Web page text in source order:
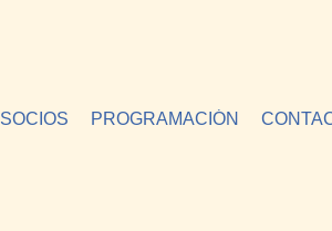
SOCIOS PROGRAMACIÓN